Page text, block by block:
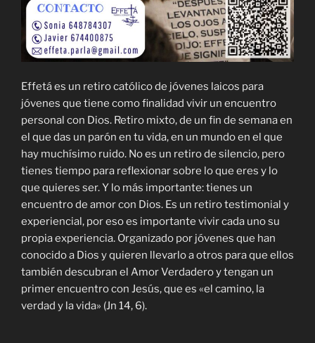
Effetá es un retiro católico de jóvenes laicos para
jóvenes que tiene como finalidad vivir un encuentro
personal con Dios. Retiro mixto, de un fin de semana en
el que das un parón en tu vida, en un mundo en el que
hay muchísimo ruido. No es un retiro de silencio, pero
tienes tiempo para reflexionar sobre lo que eres y lo
que quieres ser. Y lo más importante: tienes un
encuentro de amor con Dios. Es un retiro testimonial y
experiencial, por eso es importante vivir cada uno su
propia experiencia. Organizado por jóvenes que han
conocido a Dios y quieren llevarlo a otros para que ellos
también descubran el Amor Verdadero y tengan un
primer encuentro con Jesús, que es «el camino, la
verdad y la vida» (Jn 14, 6).